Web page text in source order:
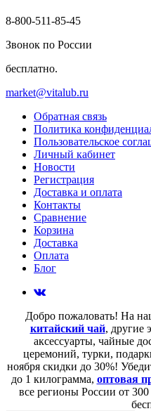
8-800-511-85-45
Звонок по России
бесплатно.
market@vitalub.ru
Обратная связь
Политика
Пользовательское
Личный кабинет
Новости
Регистрация
Доставка и оплата
Контакты
Сравнение
Корзина
Доставка
Оплата
Блог
Добро пожаловать! На
китайский чай, другие
аксессуарты, чайные
церемоний, турки,
ноября скидки до 30%!
до 1 килограмма, оптовая
все регионы России от